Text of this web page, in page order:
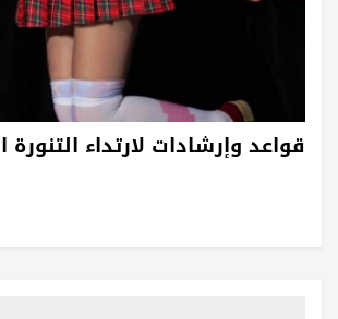
قواعد وإرشادات لارتداء التنورة